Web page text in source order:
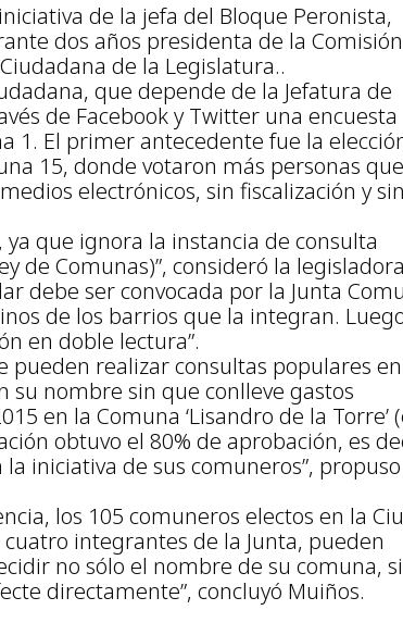
de la jefa del Bloque Peronista,
dos años presidenta de la
de la Legislatura..
que depende de la Jefatura de
de Facebook y Twitter una encuesta
1. El primer antecedente fue la
15, donde votaron más personas
electrónicos, sin fiscalización y sin
que ignora la instancia de consulta
de Comunas)”, consideró la
debe ser convocada por la Junta
de los barrios que la integran.
en doble lectura”.
pueden realizar consultas populares en
su nombre sin que conlleve gastos
en la Comuna ‘Lisandro de la Torre’
obtuvo el 80% de aprobación, es
iniciativa de sus comuneros”,
los 105 comuneros electos en la
integrantes de la Junta, pueden
no sólo el nombre de su comuna,
directamente”, concluyó Muiños.